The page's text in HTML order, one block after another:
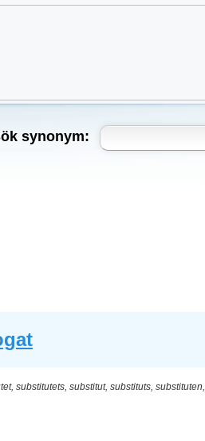
synonym:
substitutets, substitut, substituts, substituten,